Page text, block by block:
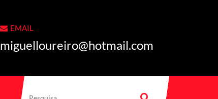
EMAIL
miguelloureiro@hotmail.com